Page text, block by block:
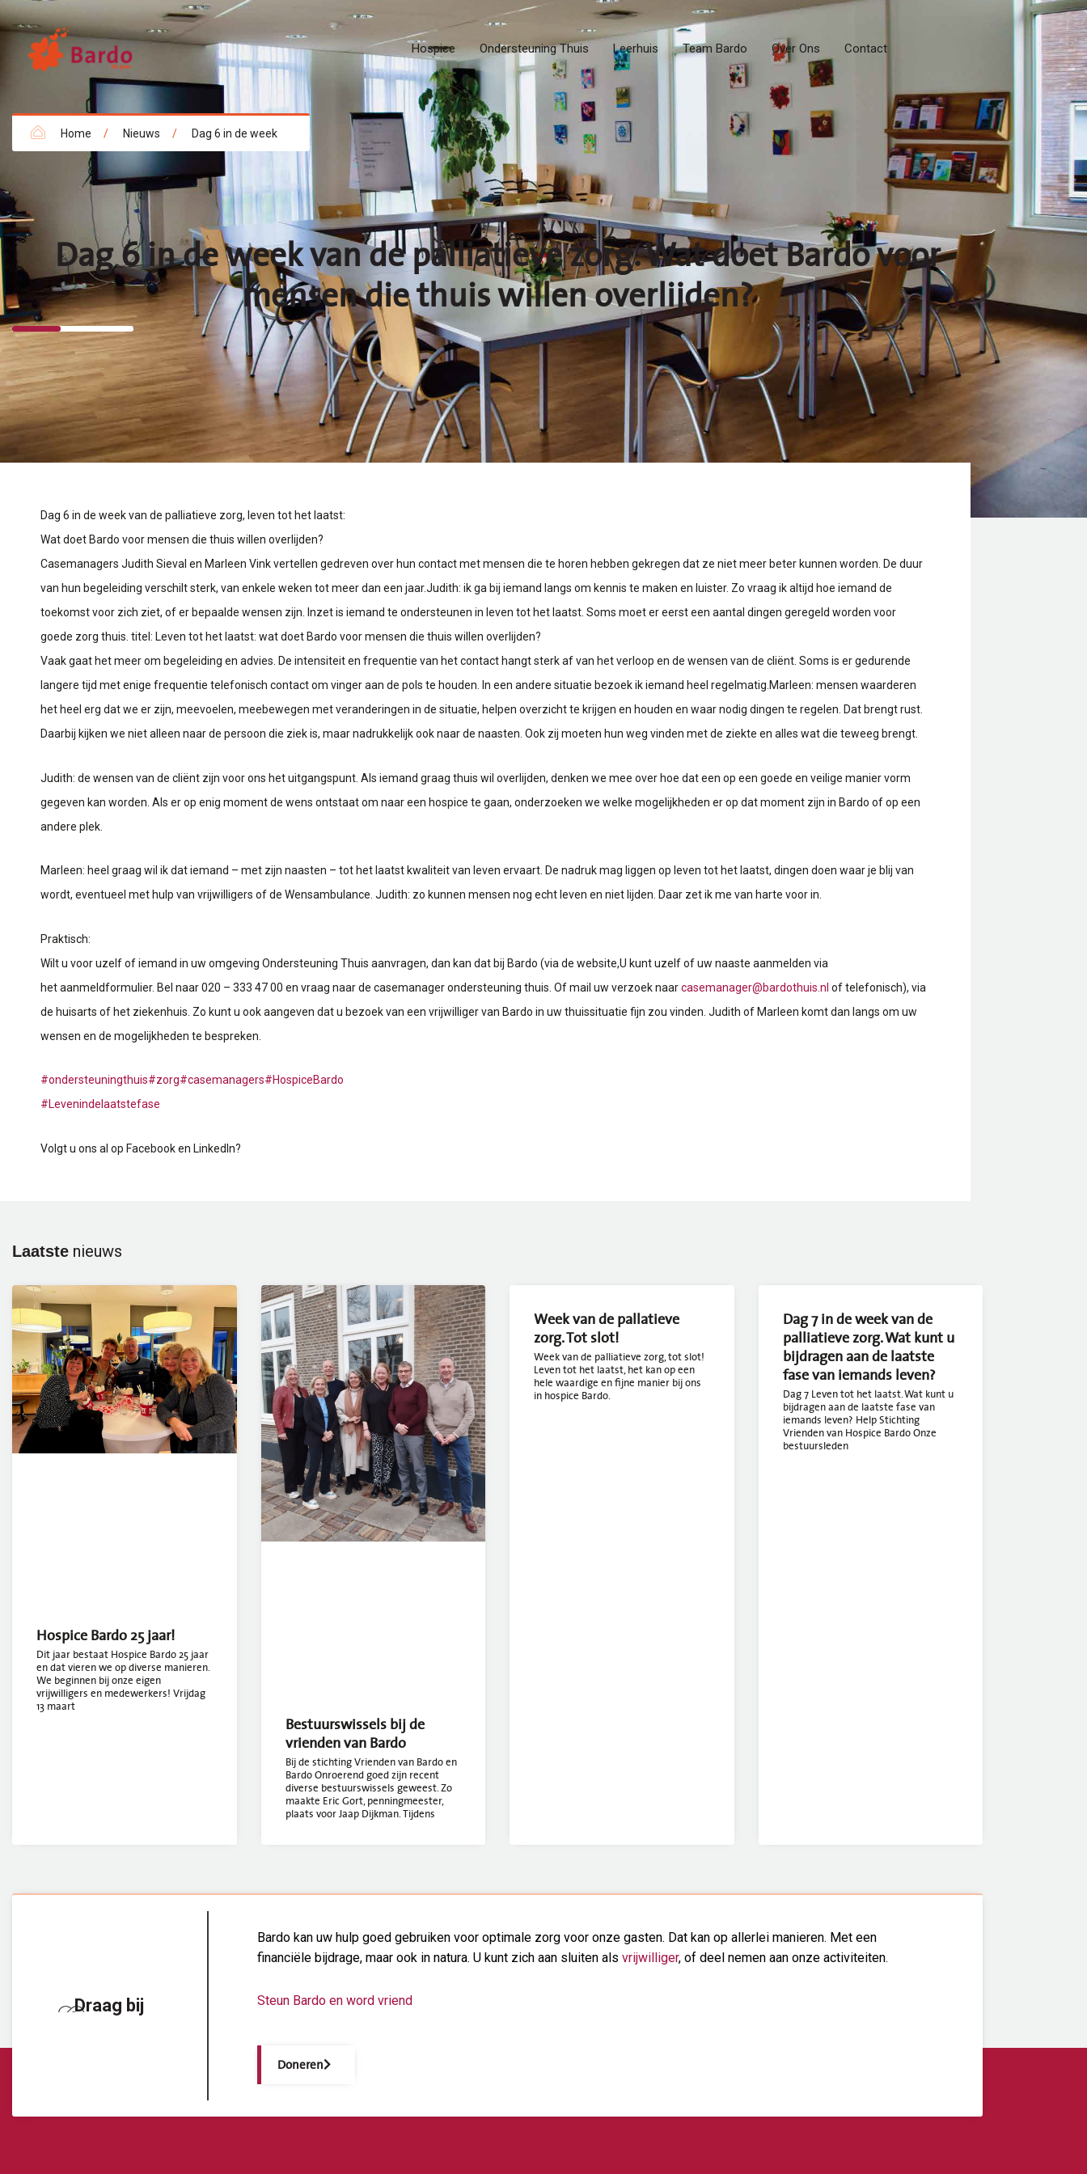
Hospice Ondersteuning Thuis Leerhuis Team Bardo Over Ons Contact
Home / Nieuws / Dag 6 in de week
Dag 6 in de week van de palliatieve zorg. Wat doet Bardo voor
mensen die thuis willen overlijden?
Dag 6 in de week van de palliatieve zorg, leven tot het laatst:
Wat doet Bardo voor mensen die thuis willen overlijden?
Casemanagers Judith Sieval en Marleen Vink vertellen gedreven over hun contact met mensen die te horen hebben gekregen dat ze niet meer beter kunnen worden. De duur
van hun begeleiding verschilt sterk, van enkele weken tot meer dan een jaar.Judith: ik ga bij iemand langs om kennis te maken en luister. Zo vraag ik altijd hoe iemand de
toekomst voor zich ziet, of er bepaalde wensen zijn. Inzet is iemand te ondersteunen in leven tot het laatst. Soms moet er eerst een aantal dingen geregeld worden voor
goede zorg thuis. titel: Leven tot het laatst: wat doet Bardo voor mensen die thuis willen overlijden?
Vaak gaat het meer om begeleiding en advies. De intensiteit en frequentie van het contact hangt sterk af van het verloop en de wensen van de cliënt. Soms is er gedurende
langere tijd met enige frequentie telefonisch contact om vinger aan de pols te houden. In een andere situatie bezoek ik iemand heel regelmatig.Marleen: mensen waarderen
het heel erg dat we er zijn, meevoelen, meebewegen met veranderingen in de situatie, helpen overzicht te krijgen en houden en waar nodig dingen te regelen. Dat brengt rust.
Daarbij kijken we niet alleen naar de persoon die ziek is, maar nadrukkelijk ook naar de naasten. Ook zij moeten hun weg vinden met de ziekte en alles wat die teweeg brengt.
Judith: de wensen van de cliënt zijn voor ons het uitgangspunt. Als iemand graag thuis wil overlijden, denken we mee over hoe dat een op een goede en veilige manier vorm
gegeven kan worden. Als er op enig moment de wens ontstaat om naar een hospice te gaan, onderzoeken we welke mogelijkheden er op dat moment zijn in Bardo of op een
andere plek.
Marleen: heel graag wil ik dat iemand – met zijn naasten – tot het laatst kwaliteit van leven ervaart. De nadruk mag liggen op leven tot het laatst, dingen doen waar je blij van
wordt, eventueel met hulp van vrijwilligers of de Wensambulance. Judith: zo kunnen mensen nog echt leven en niet lijden. Daar zet ik me van harte voor in.
Praktisch:
Wilt u voor uzelf of iemand in uw omgeving Ondersteuning Thuis aanvragen, dan kan dat bij Bardo (via de website,U kunt uzelf of uw naaste aanmelden via
het aanmeldformulier. Bel naar 020 – 333 47 00 en vraag naar de casemanager ondersteuning thuis. Of mail uw verzoek naarcasemanager@bardothuis.nl of telefonisch), via
de huisarts of het ziekenhuis. Zo kunt u ook aangeven dat u bezoek van een vrijwilliger van Bardo in uw thuissituatie fijn zou vinden. Judith of Marleen komt dan langs om uw
wensen en de mogelijkheden te bespreken.
#ondersteuningthuis#zorg#casemanagers#HospiceBardo
#Levenindelaatstefase
Volgt u ons al op Facebook en LinkedIn?
Laatste nieuws
Hospice Bardo 25 jaar!
Dit jaar bestaat Hospice Bardo 25 jaar
en dat vieren we op diverse manieren.
We beginnen bij onze eigen
vrijwilligers en medewerkers! Vrijdag
13 maart
Bestuurswissels bij de
vrienden van Bardo
Bij de stichting Vrienden van Bardo en
Bardo Onroerend goed zijn recent
diverse bestuurswissels geweest. Zo
maakte Eric Gort, penningmeester,
plaats voor Jaap Dijkman. Tijdens
Week van de pallatieve
zorg. Tot slot!
Week van de palliatieve zorg, tot slot!
Leven tot het laatst, het kan op een
hele waardige en fijne manier bij ons
in hospice Bardo.
Dag 7 in de week van de
palliatieve zorg. Wat kunt u
bijdragen aan de laatste
fase van iemands leven?
Dag 7 Leven tot het laatst. Wat kunt u
bijdragen aan de laatste fase van
iemands leven? Help Stichting
Vrienden van Hospice Bardo Onze
bestuursleden
Draag bij
Bardo kan uw hulp goed gebruiken voor optimale zorg voor onze gasten. Dat kan op allerlei manieren. Met een
financiële bijdrage, maar ook in natura. U kunt zich aan sluiten als vrijwilliger, of deel nemen aan onze activiteiten.
Steun Bardo en word vriend
Doneren